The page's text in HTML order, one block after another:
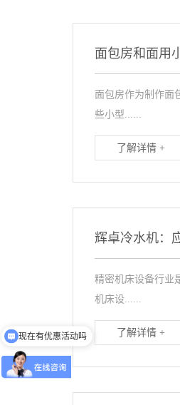
面包房和面用
面包房作为制作面
些小型......
了解详情 +
辉卓冷水机：
精密机床设备行业
机床设......
了解详情 +
可以介绍下你们的产品么